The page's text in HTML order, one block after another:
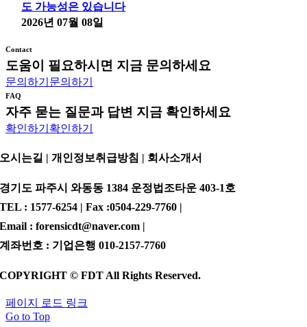
도 가능성은 있습니다
2026년 07월 08일
Contact
도움이 필요하시면 지금 문의하세요
문의하기 문의하기
FAQ
자주 묻는 질문과 답변 지금 확인하세요
확인하기 확인하기
오시는길 | 개인정보취급방침 | 회사소개서
경기도 파주시 와동동 1384 운정법조타운 403-1호
TEL : 1577-6254 | Fax :0504-229-7760 |
Email : forensicdt@naver.com |
계좌번호 : 기업은행 010-2157-7760
COPYRIGHT © FDT All Rights Reserved.
페이지 로드 링크
Go to Top